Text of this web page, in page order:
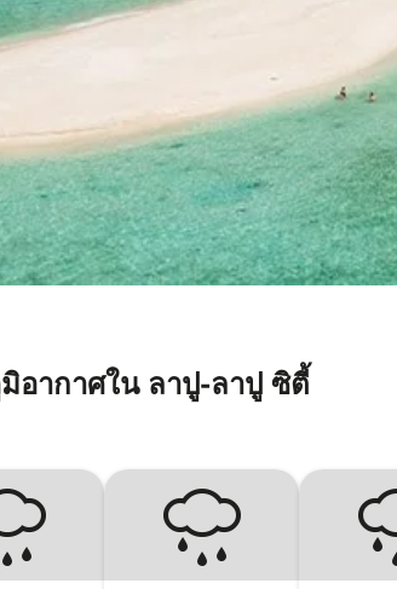
อากาศใน ลาปู-ลาปู ซิตี้